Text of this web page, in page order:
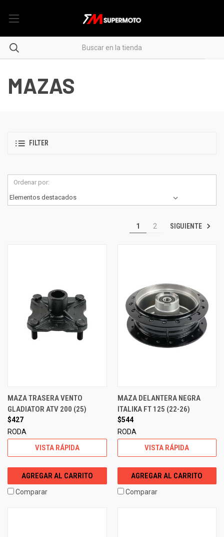
MAZAS
FILTER
Ordenar por:
1 2 SIGUIENTE
MAZA TRASERA VENTO
GLADIATOR ATV 200 (25)
$427
RODA
VISTA RÁPIDA
AGREGAR AL CARRITO
Comparar
MAZA DELANTERA NEGRA
ITALIKA FT 125 (22-26)
$544
RODA
VISTA RÁPIDA
AGREGAR AL CARRITO
Comparar